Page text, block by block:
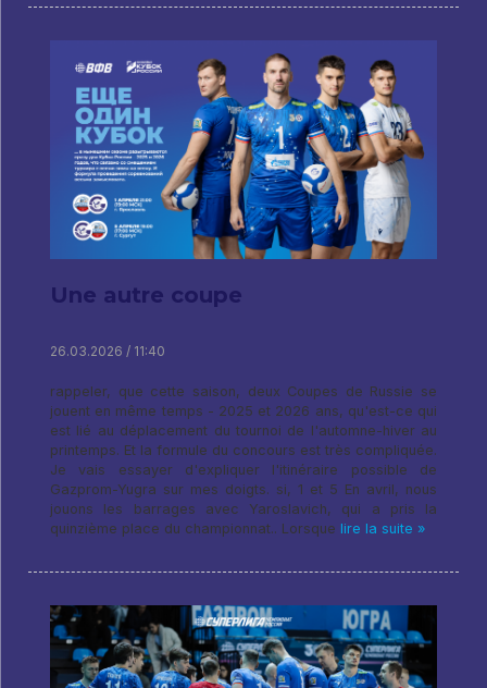
Une autre coupe
26.03.2026 / 11:40
rappeler, que cette saison, deux Coupes de Russie se
jouent en même temps - 2025 et 2026 ans, qu'est-ce qui
est lié au déplacement du tournoi de l'automne-hiver au
printemps. Et la formule du concours est très compliquée.
Je vais essayer d'expliquer l'itinéraire possible de
Gazprom-Yugra sur mes doigts. si, 1 et 5 En avril, nous
jouons les barrages avec Yaroslavich, qui a pris la
quinzième place du championnat.. Lorsque lire la suite »